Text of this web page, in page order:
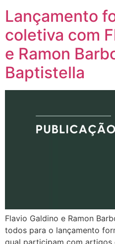
Lançamento
coletiva com
e Ramon
Baptistella
Flavio Galdino e Ramon
todos para o lançamento
qual participam com artigos